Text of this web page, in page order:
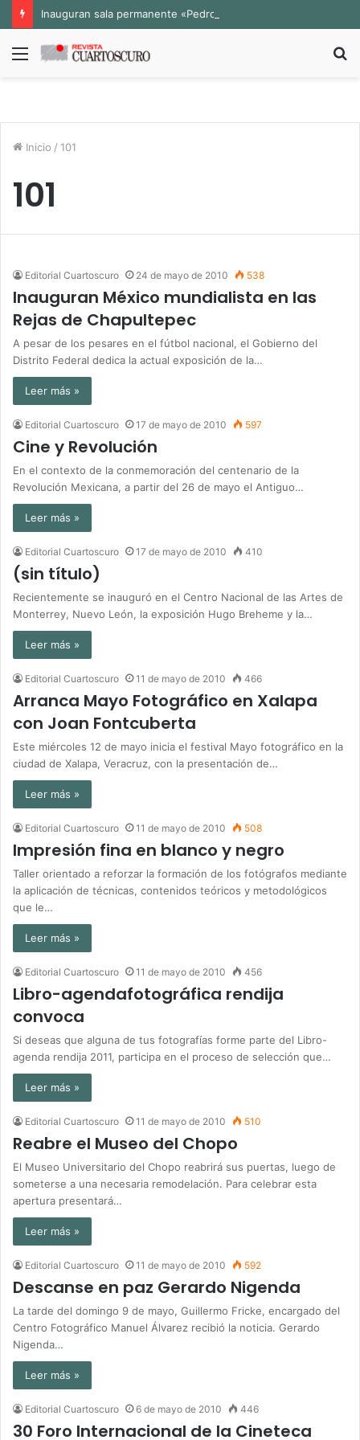
Menú
Inicio / 101
101
Editorial Cuartoscuro 24 de mayo de 2010 538
Inauguran México mundialista en las
Rejas de Chapultepec
A pesar de los pesares en el fútbol nacional, el Gobierno del
Distrito Federal dedica la actual exposición de la…
Leer más »
Editorial Cuartoscuro 17 de mayo de 2010 597
Cine y Revolución
En el contexto de la conmemoración del centenario de la
Revolución Mexicana, a partir del 26 de mayo el Antiguo…
Leer más »
Editorial Cuartoscuro 17 de mayo de 2010 410
(sin título)
Recientemente se inauguró en el Centro Nacional de las Artes de
Monterrey, Nuevo León, la exposición Hugo Breheme y la…
Leer más »
Editorial Cuartoscuro 11 de mayo de 2010 466
Arranca Mayo Fotográfico en Xalapa
con Joan Fontcuberta
Este miércoles 12 de mayo inicia el festival Mayo fotográfico en la
ciudad de Xalapa, Veracruz, con la presentación de…
Leer más »
Editorial Cuartoscuro 11 de mayo de 2010 508
Impresión fina en blanco y negro
Taller orientado a reforzar la formación de los fotógrafos mediante
la aplicación de técnicas, contenidos teóricos y metodológicos
que le…
Leer más »
Editorial Cuartoscuro 11 de mayo de 2010 456
Libro-agendafotográfica rendija
convoca
Si deseas que alguna de tus fotografías forme parte del Libro-
agenda rendija 2011, participa en el proceso de selección que…
Leer más »
Editorial Cuartoscuro 11 de mayo de 2010 510
Reabre el Museo del Chopo
El Museo Universitario del Chopo reabrirá sus puertas, luego de
someterse a una necesaria remodelación. Para celebrar esta
apertura presentará…
Leer más »
Editorial Cuartoscuro 11 de mayo de 2010 592
Descanse en paz Gerardo Nigenda
La tarde del domingo 9 de mayo, Guillermo Fricke, encargado del
Centro Fotográfico Manuel Álvarez recibió la noticia. Gerardo
Nigenda…
Leer más »
Editorial Cuartoscuro 6 de mayo de 2010 446
30 Foro Internacional de la Cineteca